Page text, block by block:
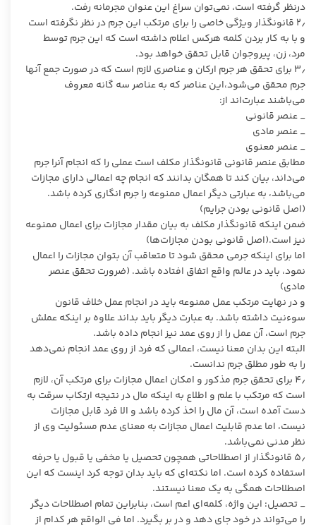
درنظر گرفته است، نمی‌توان سراغ این عنوان مجرمانه رفت.
2٫ قانونگذار ویژگی خاصی را برای مرتکب این جرم در نظر نگرفته است
و با به کار بردن کلمه هرکس اعلام داشته است که این جرم توسط
مرد، زن، پیروجوان قابل تحقق خواهد بود.
3٫ برای تحقق هر جرم ارکان و عناصری لازم است که در صورت جمع آنها
جرم محقق می‌شود،این عناصر که به عناصر سه گانه معروف
می‌باشند عبارت‌اند از:
_ عنصر قانونی
‏_ عنصر مادی
‏_ عنصر معنوی
مطابق عنصر قانونی قانونگذار مکلف است عملی را که انجام آنرا جرم
می‌داند، بیان کند تا همگان بدانند که انجام چه اعمالی دارای مجازات
می‌باشد، به عبارتی دیگر اعمال ممنوعه را جرم انگاری کرده باشد.
(اصل قانونی بودن جرایم)
ضمن اینکه قانونگذار مکلف به بیان مقدار مجازات برای اعمال ممنوعه
نیز است.(اصل قانونی بودن مجازات‌ها)
اما برای اینکه جرمی محقق شود تا متعاقب آن بتوان مجازات را اعمال
نمود، باید در عالم واقع اتفاق افتاده باشد. (ضرورت تحقق عنصر
مادی)
و در نهایت مرتکب عمل ممنوعه باید در انجام عمل خلاف قانون
سوءنیت داشته باشد. به عبارت دیگر باید بداند علاوه بر اینکه عملش
جرم است، آن عمل را از روی عمد نیز انجام داده باشد.
البته این بدان معنا نیست، اعمالی که فرد از روی عمد انجام نمی‌دهد
را به طور مطلق جرم ندانست.
4٫ برای تحقق جرم مذکور و امکان اعمال مجازات برای مرتکب آن، لازم
است که مرتکب با علم و اطلاع به اینکه مال در نتیجه ارتکاب سرقت به
دست آمده است، آن مال را اخذ کرده باشد و الا فرد قابل مجازات
نیست، اما عدم قابلیت اعمال مجازات به معنای عدم مسئولیت وی از
نظر مدنی نمی‌باشد.
5٫ قانونگذار از اصطلاحاتی همچون تحصیل یا مخفی یا قبول یا حرفه
استفاده کرده است. اما نکته‌ای که باید بدان توجه کرد اینست که این
اصطلاحات همگی به یک معنا نیستند.‏
‏_ تحصیل: این واژه، کلمه‌ای اعم است، بنابراین تمام اصطلاحات دیگر
را می‌تواند در خود جای دهد و در بر بگیرد. اما فی الواقع هر کدام از